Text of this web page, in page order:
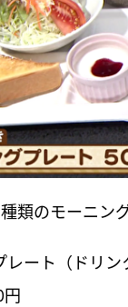
類のモーニン
レート（ドリ